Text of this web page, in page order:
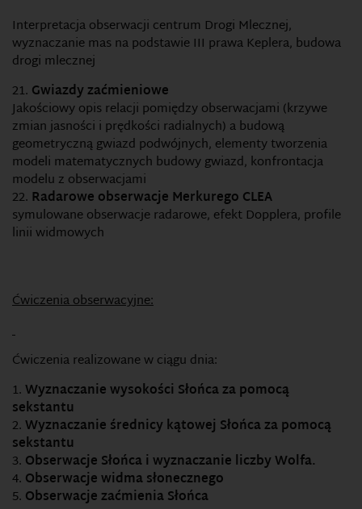
Interpretacja obserwacji centrum Drogi Mlecznej,
wyznaczanie mas na podstawie III prawa Keplera, budowa
drogi mlecznej
Gwiazdy zaćmieniowe
Jakościowy opis relacji pomiędzy obserwacjami (krzywe
zmian jasności i prędkości radialnych) a budową
geometryczną gwiazd podwójnych, elementy tworzenia
modeli matematycznych budowy gwiazd, konfrontacja
modelu z obserwacjami
Radarowe obserwacje Merkurego CLEA
symulowane obserwacje radarowe, efekt Dopplera, profile
linii widmowych
Ćwiczenia obserwacyjne:
Ćwiczenia realizowane w ciągu dnia:
Wyznaczanie wysokości Słońca za pomocą
sekstantu
Wyznaczanie średnicy kątowej Słońca za pomocą
sekstantu
Obserwacje Słońca i wyznaczanie liczby Wolfa.
Obserwacje widma słonecznego
Obserwacje zaćmienia Słońca